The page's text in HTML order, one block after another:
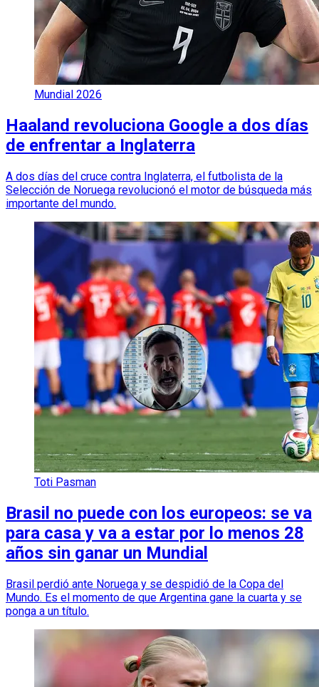
Mundial 2026
Haaland revoluciona Google a dos días
de enfrentar a Inglaterra
A dos días del cruce contra Inglaterra, el futbolista de la
Selección de Noruega revolucionó el motor de búsqueda más
importante del mundo.
Toti Pasman
Brasil no puede con los europeos: se va
para casa y va a estar por lo menos 28
años sin ganar un Mundial
Brasil perdió ante Noruega y se despidió de la Copa del
Mundo. Es el momento de que Argentina gane la cuarta y se
ponga a un título.